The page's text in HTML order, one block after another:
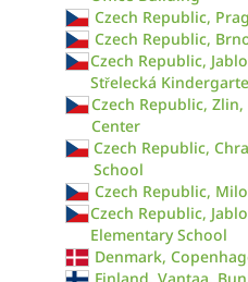
Czech Republic,
Czech Republic,
Czech Republic,
Střelecká
Czech Republic,
Center
Czech Republic,
School
Czech Republic,
Czech Republic,
Elementary School
Denmark,